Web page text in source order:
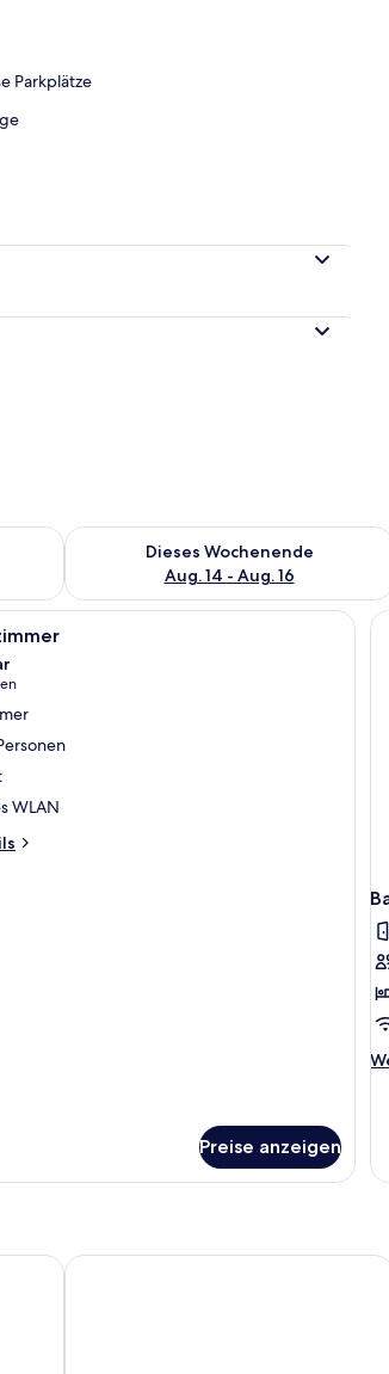
Parkplätze
Aug. 9 - Aug. 10.
Dieses Wochenende
Aug. 14 - Aug. 16
Überprüfe die Verfügbarkeit für
Ein Hotelzimmer mit einem großen
WLAN
Preise anzeigen
OYO Hotel Elk City OK Route 66